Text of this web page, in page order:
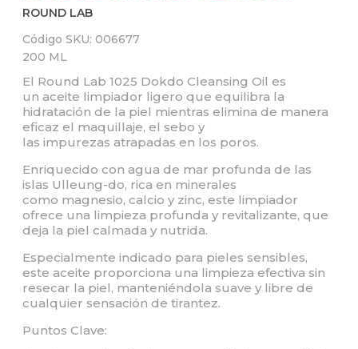
ROUND LAB
Código SKU: 006677
200 ML
El Round Lab 1025 Dokdo Cleansing Oil es
un aceite limpiador ligero que equilibra la
hidratación de la piel mientras elimina de manera
eficaz el maquillaje, el sebo y
las impurezas atrapadas en los poros.
Enriquecido con agua de mar profunda de las
islas Ulleung-do, rica en minerales
como magnesio, calcio y zinc, este limpiador
ofrece una limpieza profunda y revitalizante, que
deja la piel calmada y nutrida.
Especialmente indicado para pieles sensibles,
este aceite proporciona una limpieza efectiva sin
resecar la piel, manteniéndola suave y libre de
cualquier sensación de tirantez.
Puntos Clave: